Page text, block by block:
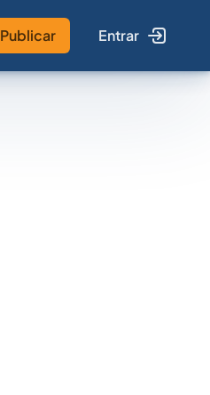
Publicar Entrar